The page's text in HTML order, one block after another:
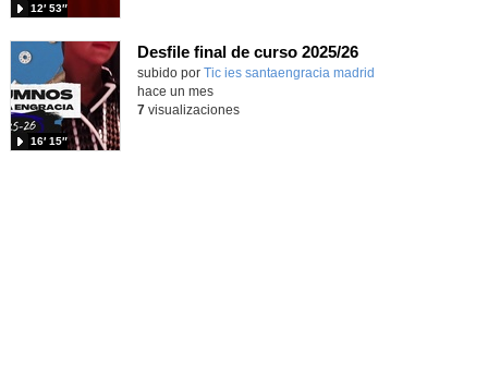
12′ 53″
Desfile final de curso 2025/26
subido por Tic ies santaengracia madrid
16′ 15″
hace un mes
7visualizaciones